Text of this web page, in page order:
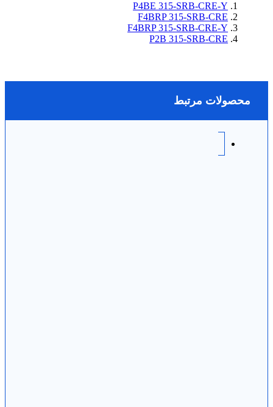
P4BE 315-SRB-CRE-Y
F4BRP 315-SRB-CRE
F4BRP 315-SRB-CRE-Y
P2B 315-SRB-CRE
محصولات مرتبط